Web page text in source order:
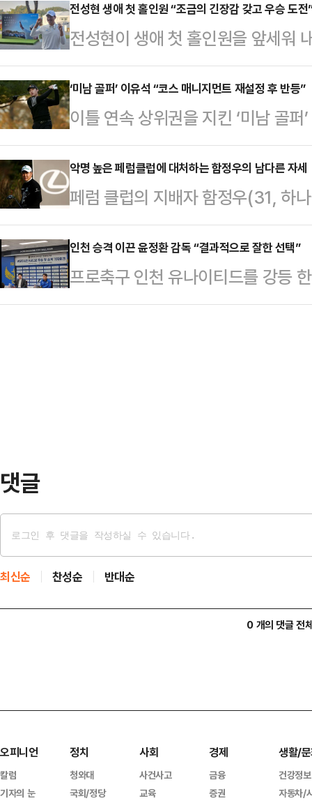
환 감독이 이끄는 인천은 지난 26
K리그2 2025 36라운드 홈 경기에
FC를 3-0으로 꺾으며 남은 3경기
이로써 인천은 K리그2 우승팀 자
리그1의 내년 시즌은 벌써부터 흥
매치 중 하나인 …
전성현 생애 첫 홀인원 “조금의 긴장감 갖고 우승 도전
전성현이 생애 첫 홀인원을 앞세워
31일 경기도 여주에 위치한 페럼
(KPGA) 투어 ‘렉서스 마스터즈’ 2
계 6언더파 138타로 함정우와 함
은 홀인원까지 기록했다. 214야
아이언을 잡은 전성현의 티샷은 그
현은 2라운드 후 “개인적으로 어렵
해야 홀에 …
‘미남 골퍼’ 이유석 “코스 매니지먼트 재설정 후 반등”
이틀 연속 상위권을 지킨 ‘미남 골
승에 도전한다.이유석은 31일 경기
2025 한국프로골프(KPGA) 투어 ‘
타를 적어내 중간 합계 5언더파
에 올랐다.2023년 KPGA 투어에
패, QT를 거쳐 극적으로 생존했다.
여주면서 제네시스 포인트 부문
악명 높은 페럼클럽에 대처하는 함정우의 남다른 자세
페럼 클럽의 지배자 함정우(31, 하
플레이로 비상하고 있다.함정우는
에서 열린 2025 한국프로골프
언더파 70타를 적어냈다.1라운드
정우는 중간 합계 6언더파 138타
인천 승격 이끈 윤정환 감독 “결과적으로 잘한 선택”
프로축구 인천 유나이티드를 강등
끈 윤정환 감독이 자신이 이룬 성
댓글
최신순 찬성순 반대순
0 개의 댓글 전
오피니언
칼럼
기자의 눈
정치
청와대
국회/정당
사회
사건사고
교육
경제
금융
증권
생활/
건강정보
자동차/